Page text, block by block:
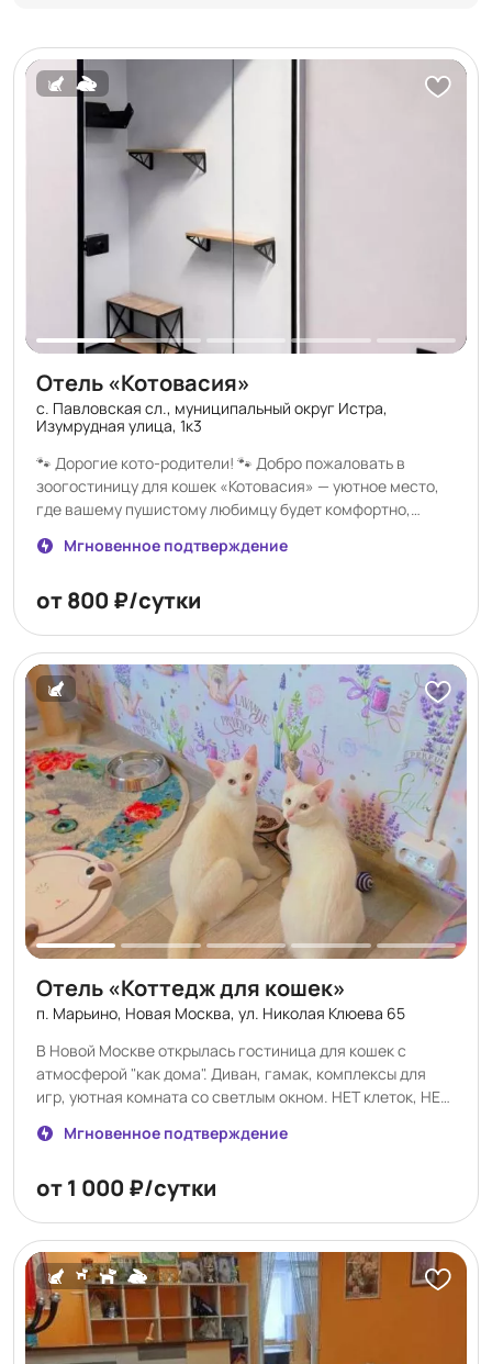
Отель «Котовасия»
с. Павловская сл., муниципальный округ Истра,
Изумрудная улица, 1к3
🐾 Дорогие кото-родители! 🐾 Добро пожаловать в
зоогостиницу для кошек «Котовасия» — уютное место,
где вашему пушистому любимцу будет комфортно,
Просторные и чистые номера 🍽 Индивидуальный подход
Фото- и видеоотчёты для хозяев 📅 Открыто
планируете поездку — самое время забронировать
место для вашего хвостика заранее, чтобы быть
спокойными за его отдых 😻 «Котовасия» — как дома,
только с ещё большим количеством мурчания 🐾
Мгновенное подтверждение
от 800 ₽/сутки
Отель «Коттедж для кошек»
п. Марьино, Новая Москва, ул. Николая Клюева 65
В Новой Москве открылась гостиница для кошек с
атмосферой "как дома". Диван, гамак, комплексы для
игр, уютная комната со светлым окном. НЕТ клеток, НЕТ
комфорта. www.cottedgecat.ru
Мгновенное подтверждение
от 1 000 ₽/сутки